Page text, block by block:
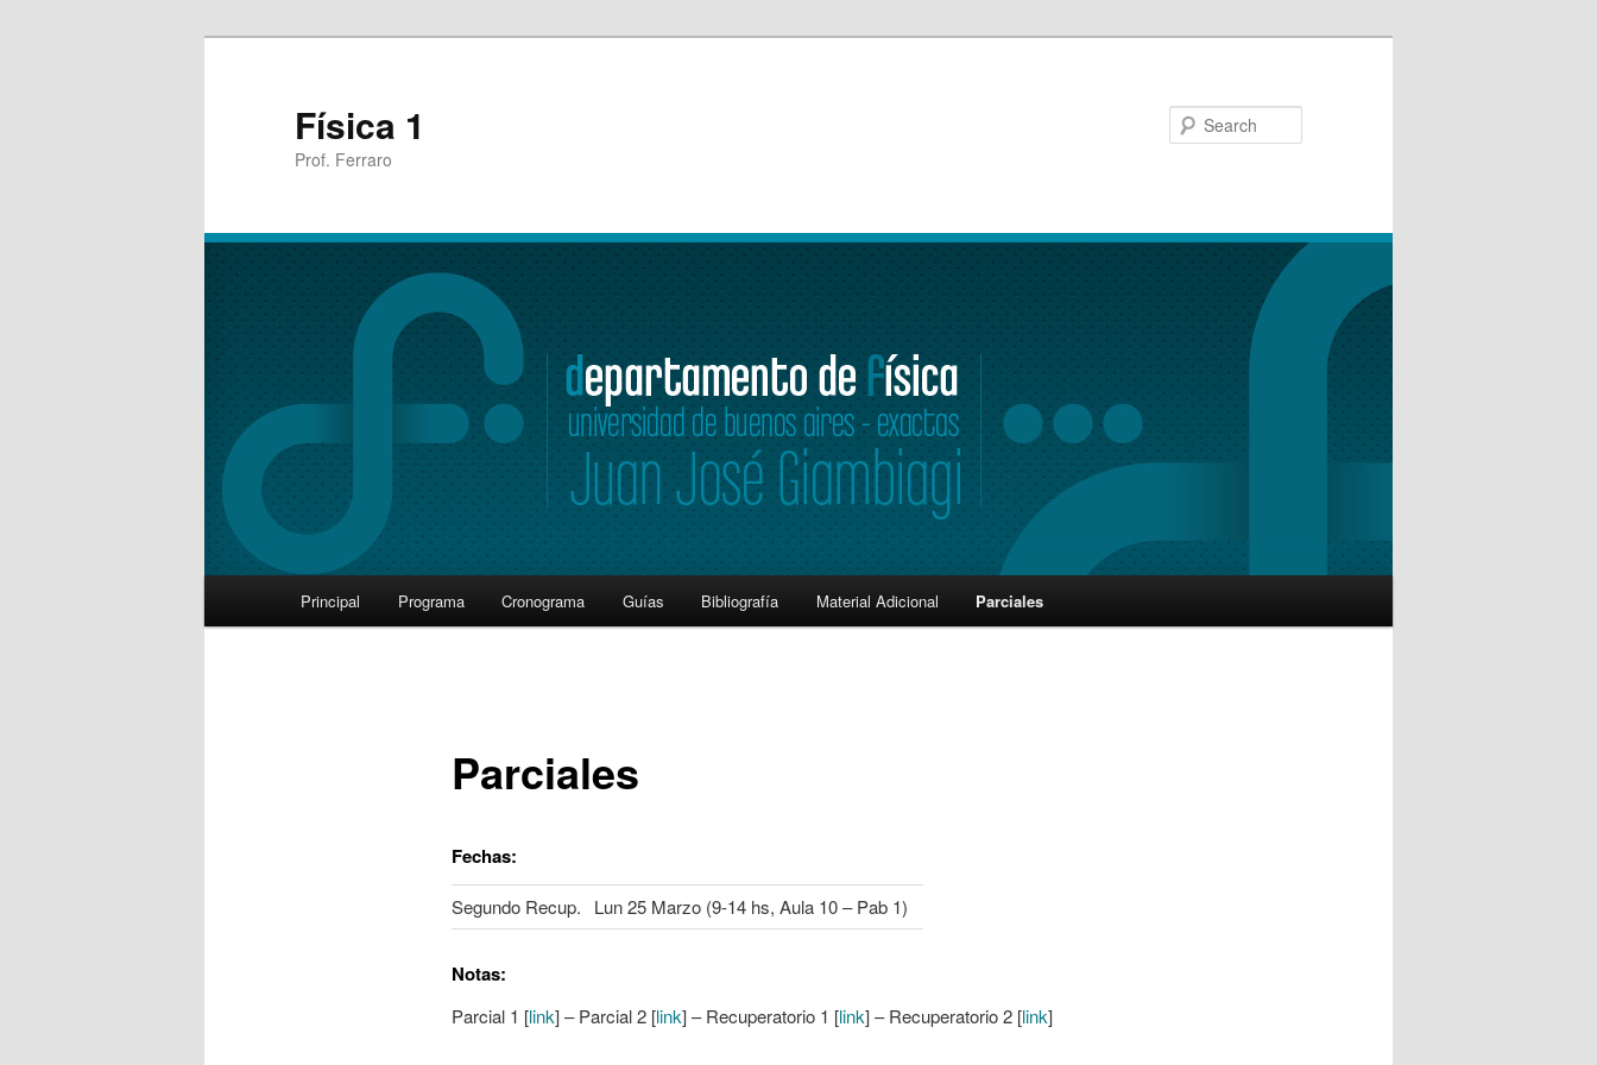
Física 1
Prof. Ferraro
Skip
Principal Programa Cronograma Guías Bibliografía Material Adicional Parciales
Parciales
Fechas:
Segundo Recup. Lun 25 Marzo (9-14 hs, Aula 10 – Pab 1)
Notas:
Parcial 1 [link] – Parcial 2 [link] – Recuperatorio 1 [link] – Recuperatorio 2 [link]